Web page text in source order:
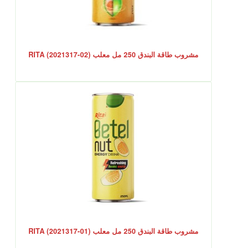
مشروب طاقة البندق 250 مل معلب RITA (2021317-02)
مشروب طاقة البندق 250 مل معلب RITA (2021317-01)